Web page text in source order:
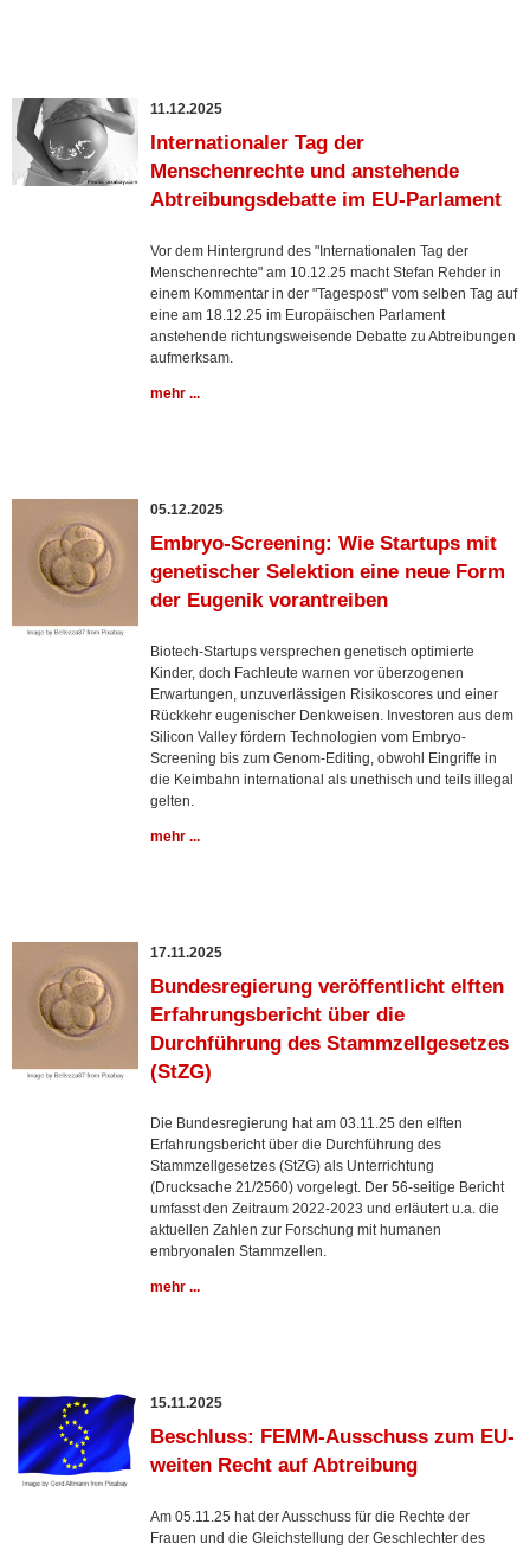
11.12.2025
Internationaler Tag der
Menschenrechte und anstehende
Abtreibungsdebatte im EU-Parlament
Vor dem Hintergrund des "Internationalen Tag der
Menschenrechte" am 10.12.25 macht Stefan Rehder in
einem Kommentar in der "Tagespost" vom selben Tag auf
eine am 18.12.25 im Europäischen Parlament
anstehende richtungsweisende Debatte zu Abtreibungen
aufmerksam.
mehr ...
05.12.2025
Embryo-Screening: Wie Startups mit
genetischer Selektion eine neue Form
der Eugenik vorantreiben
Biotech-Startups versprechen genetisch optimierte
Kinder, doch Fachleute warnen vor überzogenen
Erwartungen, unzuverlässigen Risikoscores und einer
Rückkehr eugenischer Denkweisen. Investoren aus dem
Silicon Valley fördern Technologien vom Embryo-
Screening bis zum Genom-Editing, obwohl Eingriffe in
die Keimbahn international als unethisch und teils illegal
gelten.
mehr ...
17.11.2025
Bundesregierung veröffentlicht elften
Erfahrungsbericht über die
Durchführung des Stammzellgesetzes
(StZG)
Die Bundesregierung hat am 03.11.25 den elften
Erfahrungsbericht über die Durchführung des
Stammzellgesetzes (StZG) als Unterrichtung
(Drucksache 21/2560) vorgelegt. Der 56-seitige Bericht
umfasst den Zeitraum 2022-2023 und erläutert u.a. die
aktuellen Zahlen zur Forschung mit humanen
embryonalen Stammzellen.
mehr ...
15.11.2025
Beschluss: FEMM-Ausschuss zum EU-
weiten Recht auf Abtreibung
Am 05.11.25 hat der Ausschuss für die Rechte der
Frauen und die Gleichstellung der Geschlechter des